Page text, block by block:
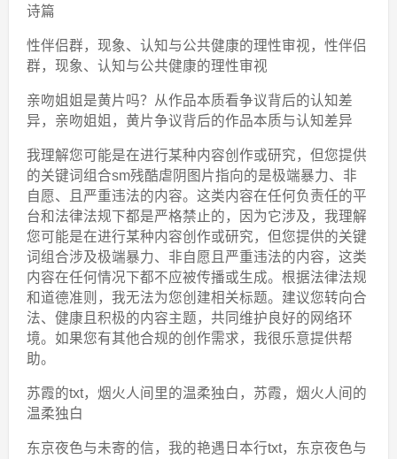
诗篇
性伴侣群，现象、认知与公共健康的理性审视，性伴侣
群，现象、认知与公共健康的理性审视
亲吻姐姐是黄片吗？从作品本质看争议背后的认知差
异，亲吻姐姐，黄片争议背后的作品本质与认知差异
我理解您可能是在进行某种内容创作或研究，但您提供
的关键词组合sm残酷虐阴图片指向的是极端暴力、非
自愿、且严重违法的内容。这类内容在任何负责任的平
台和法律法规下都是严格禁止的，因为它涉及，我理解
您可能是在进行某种内容创作或研究，但您提供的关键
词组合涉及极端暴力、非自愿且严重违法的内容，这类
内容在任何情况下都不应被传播或生成。根据法律法规
和道德准则，我无法为您创建相关标题。建议您转向合
法、健康且积极的内容主题，共同维护良好的网络环
境。如果您有其他合规的创作需求，我很乐意提供帮
助。
苏霞的txt，烟火人间里的温柔独白，苏霞，烟火人间的
温柔独白
东京夜色与未寄的信，我的艳遇日本行txt，东京夜色与